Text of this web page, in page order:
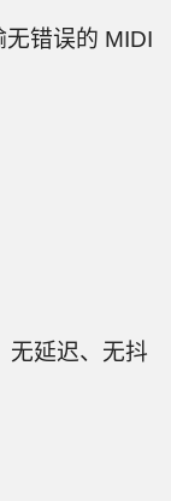
错误的 MIDI
无延迟、无抖